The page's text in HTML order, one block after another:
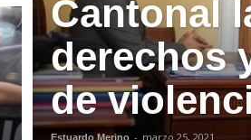
Cantonal
derechos
de
Estuardo Merino - marzo 25, 2021